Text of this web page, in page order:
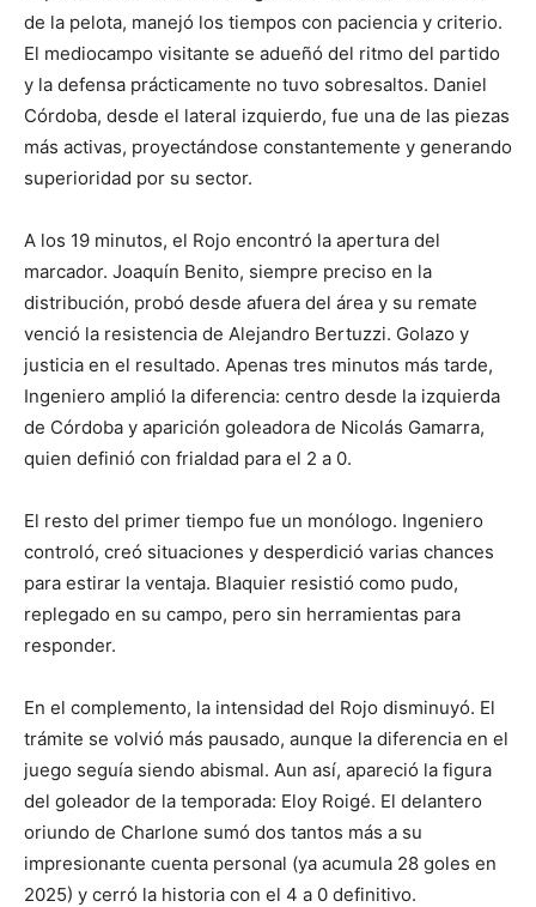
de la pelota, manejó los tiempos con paciencia y criterio.
El mediocampo visitante se adueñó del ritmo del partido
y la defensa prácticamente no tuvo sobresaltos. Daniel
Córdoba, desde el lateral izquierdo, fue una de las piezas
más activas, proyectándose constantemente y generando
superioridad por su sector.
A los 19 minutos, el Rojo encontró la apertura del
marcador. Joaquín Benito, siempre preciso en la
distribución, probó desde afuera del área y su remate
venció la resistencia de Alejandro Bertuzzi. Golazo y
justicia en el resultado. Apenas tres minutos más tarde,
Ingeniero amplió la diferencia: centro desde la izquierda
de Córdoba y aparición goleadora de Nicolás Gamarra,
quien definió con frialdad para el 2 a 0.
El resto del primer tiempo fue un monólogo. Ingeniero
controló, creó situaciones y desperdició varias chances
para estirar la ventaja. Blaquier resistió como pudo,
replegado en su campo, pero sin herramientas para
responder.
En el complemento, la intensidad del Rojo disminuyó. El
trámite se volvió más pausado, aunque la diferencia en el
juego seguía siendo abismal. Aun así, apareció la figura
del goleador de la temporada: Eloy Roigé. El delantero
oriundo de Charlone sumó dos tantos más a su
impresionante cuenta personal (ya acumula 28 goles en
2025) y cerró la historia con el 4 a 0 definitivo.